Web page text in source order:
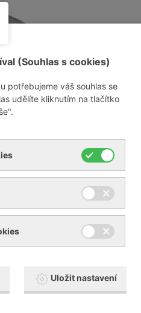
(Souhlas s cookies)
potřebujeme váš souhlas se
udělíte kliknutím na tlačítko
Uložit nastavení